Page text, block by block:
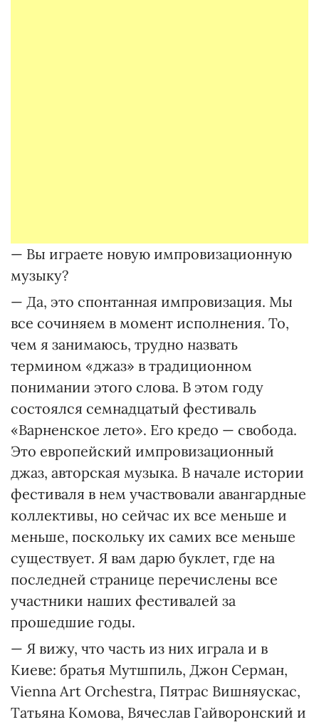
— Вы играете новую импровизационную
музыку?
— Да, это спонтанная импровизация. Мы
все сочиняем в момент исполнения. То,
чем я занимаюсь, трудно назвать
термином «джаз» в традиционном
понимании этого слова. В этом году
состоялся семнадцатый фестиваль
«Варненское лето». Его кредо — свобода.
Это европейский импровизационный
джаз, авторская музыка. В начале истории
фестиваля в нем участвовали авангардные
коллективы, но сейчас их все меньше и
меньше, поскольку их самих все меньше
существует. Я вам дарю буклет, где на
последней странице перечислены все
участники наших фестивалей за
прошедшие годы.
— Я вижу, что часть из них играла и в
Киеве: братья Мутшпиль, Джон Серман,
Vienna Art Orchestra, Пятрас Вишняускас,
Татьяна Комова, Вячеслав Гайворонский и